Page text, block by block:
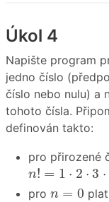
Úkol 4
Napište program
jedno číslo
číslo nebo nulu) a
tohoto čísla.
definován takto:
pro přirozené
n! = 1 ⋅ 2 ⋅ 3 ⋅
n! 1 ⋅2 3 ⋯
pro n = 0
n =0